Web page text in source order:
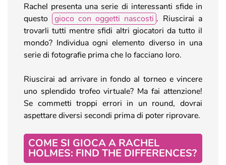
Rachel presenta una serie di interessanti sfide in
questo
gioco con oggetti nascosti . Riuscirai a
trovarli tutti mentre sfidi altri giocatori da tutto il
mondo? Individua ogni elemento diverso in una
serie di fotografie prima che lo facciano loro.
Riuscirai ad arrivare in fondo al torneo e vincere
uno splendido trofeo virtuale? Ma fai attenzione!
Se commetti troppi errori in un round, dovrai
aspettare diversi secondi prima di poter riprovare.
COME SI GIOCA A RACHEL
HOLMES: FIND THE DIFFERENCES?